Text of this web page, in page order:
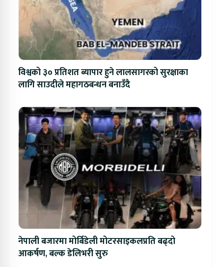
विश्वको ३० प्रतिशत ब्यापार हुने लालसागरको सुरक्षाका
लागि साउदीले महागठबन्धन बनाउँदै
नेपाली बजारमा मोर्बिडेली मोटरसाइकलप्रति बढ्दो
आकर्षण, बल्क डेलिभरी सुरु